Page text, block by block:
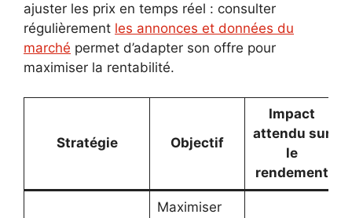
ajuster les prix en temps réel : consulter
régulièrement les annonces et données du
marché permet d’adapter son offre pour
maximiser la rentabilité.
Stratégie Objectif
Impact
attendu sur
le
rendement
Maximiser